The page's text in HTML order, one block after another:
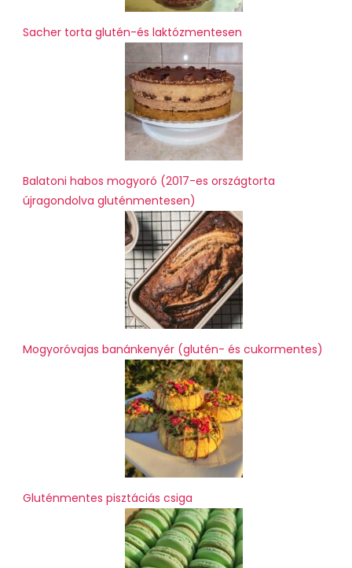
Sacher torta glutén-és laktózmentesen
Balatoni habos mogyoró (2017-es országtorta
újragondolva gluténmentesen)
Mogyoróvajas banánkenyér (glutén- és cukormentes)
Gluténmentes pisztáciás csiga